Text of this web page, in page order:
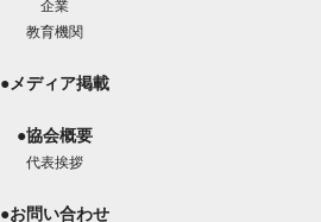
企業
教育機関
●メディア掲載
●協会概要
代表挨拶
●お問い合わせ